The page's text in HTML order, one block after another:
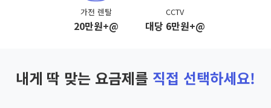
가전 렌탈
20만원+@
CCTV
대당 6만원+@
내게 딱 맞는 요금제를 직접 선택하세요!